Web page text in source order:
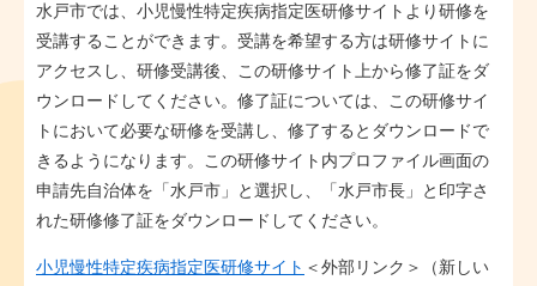
水戸市では、小児慢性特定疾病指定医研修サイトより研修を
受講することができます。受講を希望する方は研修サイトに
アクセスし、研修受講後、この研修サイト上から修了証をダ
ウンロードしてください。修了証については、この研修サイ
トにおいて必要な研修を受講し、修了するとダウンロードで
きるようになります。この研修サイト内プロファイル画面の
申請先自治体を「水戸市」と選択し、「水戸市長」と印字さ
れた研修修了証をダウンロードしてください。
小児慢性特定疾病指定医研修サイト ＜外部リンク＞
（新しい